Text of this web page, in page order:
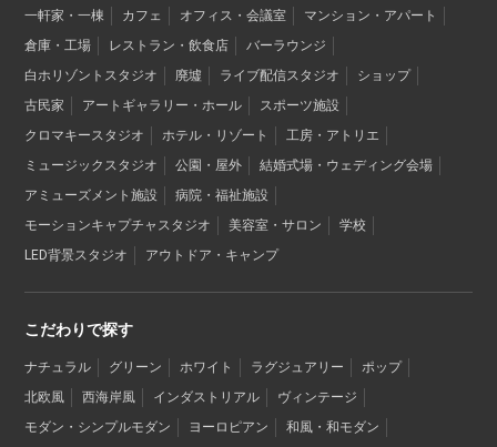
一軒家・一棟
カフェ オフィス・会議室
マンション・アパート
倉庫・工場
レストラン・飲食店
バーラウンジ
白ホリゾントスタジオ
廃墟 ライブ配信スタジオ
ショップ
古民家
アートギャラリー・ホール
スポーツ施設
クロマキースタジオ
ホテル・リゾート
工房・アトリエ
ミュージックスタジオ
公園・屋外
結婚式場・ウェディング会場
アミューズメント施設
病院・福祉施設
モーションキャプチャスタジオ
美容室・サロン
学校
LED背景スタジオ
アウトドア・キャンプ
こだわりで探す
ナチュラル グリーン ホワイト ラグジュアリー
ポップ
北欧風
西海岸風 インダストリアル
ヴィンテージ
モダン・シンプルモダン
ヨーロピアン
和風・和モダン